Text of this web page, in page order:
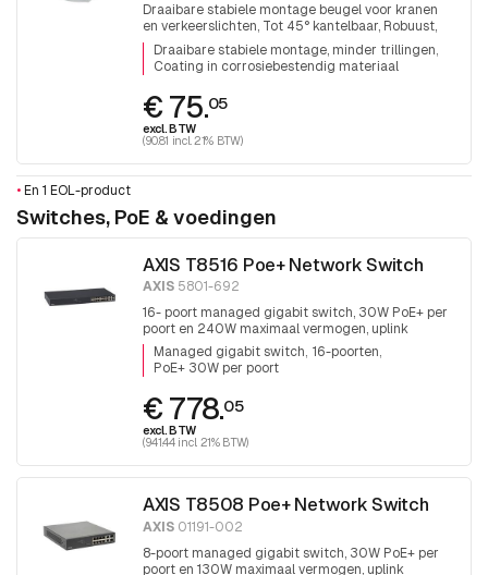
Draaibare stabiele montage beugel voor kranen
en verkeerslichten, Tot 45° kantelbaar, Robuust,
IK10, Coating in corrosiebestendig materiaal.
Draaibare stabiele montage, minder trillingen
Coating in corrosiebestendig materiaal
€ 75.05
excl. BTW
(90.81 incl. 21% BTW)
• En 1 EOL-product
Switches, PoE & voedingen
AXIS T8516 Poe+ Network Switch
AXIS 5801-692
16- poort managed gigabit switch, 30W PoE+ per
poort en 240W maximaal vermogen, uplink
2xRJ45 en 2x SFP
Managed gigabit switch 16-poorten
PoE+ 30W per poort
€ 778.05
excl. BTW
(941.44 incl. 21% BTW)
AXIS T8508 Poe+ Network Switch
AXIS 01191-002
8-poort managed gigabit switch, 30W PoE+ per
poort en 130W maximaal vermogen, uplink